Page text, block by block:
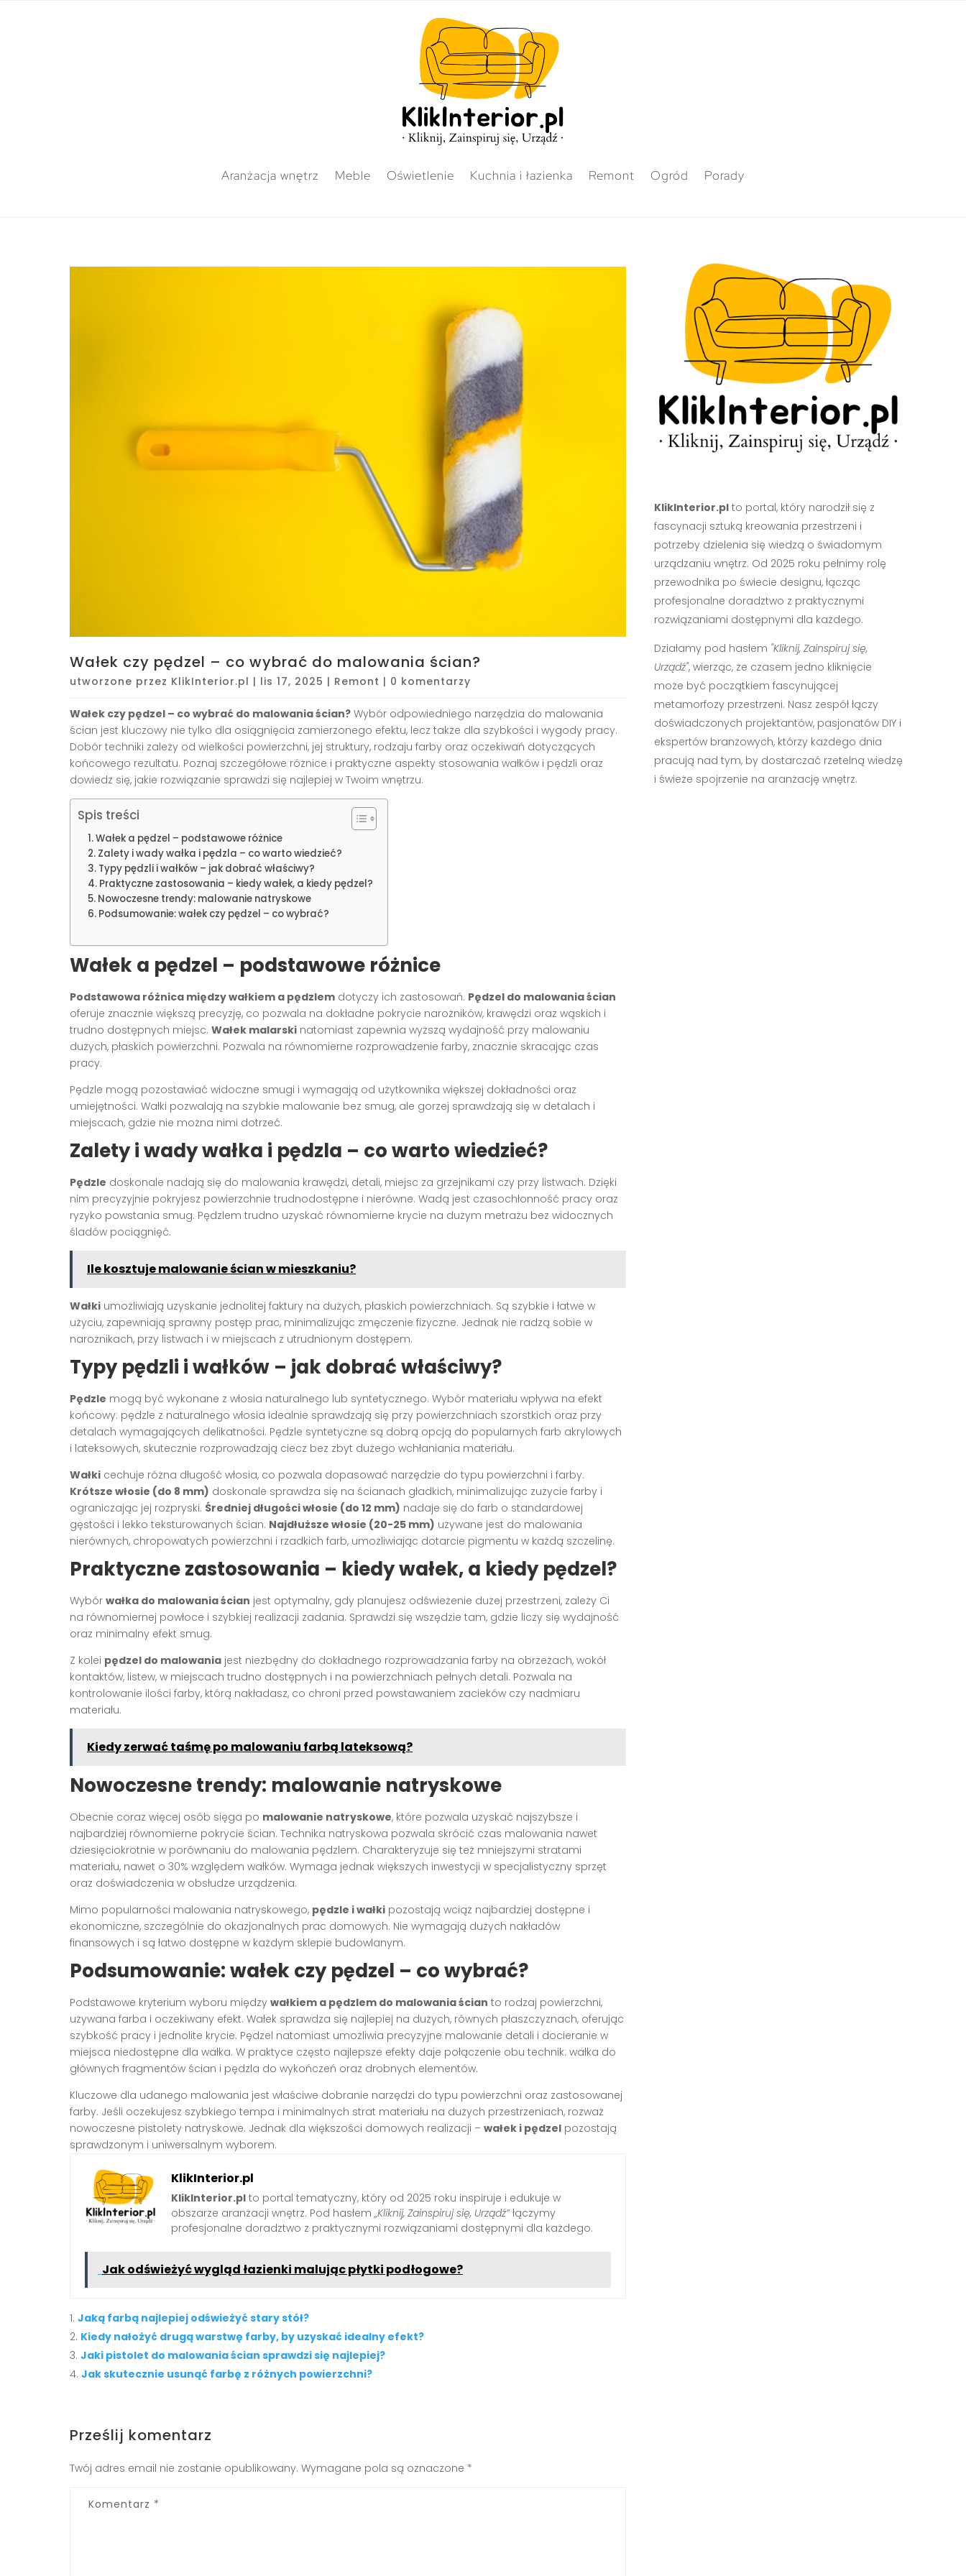
Aranżacja wnętrz Meble Oświetlenie Kuchnia i łazienka Remont Ogród Porady
Wałek czy pędzel – co wybrać do malowania ścian?
utworzone przez KlikInterior.pl | lis 17, 2025 | Remont | 0 komentarzy
Wałek czy pędzel – co wybrać do malowania ścian? Wybór odpowiedniego narzędzia do malowania
ścian jest kluczowy nie tylko dla osiągnięcia zamierzonego efektu, lecz także dla szybkości i wygody pracy.
Dobór techniki zależy od wielkości powierzchni, jej struktury, rodzaju farby oraz oczekiwań dotyczących
końcowego rezultatu. Poznaj szczegółowe różnice i praktyczne aspekty stosowania wałków i pędzli oraz
dowiedz się, jakie rozwiązanie sprawdzi się najlepiej w Twoim wnętrzu.
Spis treści
Wałek a pędzel – podstawowe różnice
Zalety i wady wałka i pędzla – co warto wiedzieć?
Typy pędzli i wałków – jak dobrać właściwy?
Praktyczne zastosowania – kiedy wałek, a kiedy pędzel?
Nowoczesne trendy: malowanie natryskowe
Podsumowanie: wałek czy pędzel – co wybrać?
Wałek a pędzel – podstawowe różnice
Podstawowa różnica między wałkiem a pędzlem dotyczy ich zastosowań. Pędzel do malowania ścian
oferuje znacznie większą precyzję, co pozwala na dokładne pokrycie narożników, krawędzi oraz wąskich i
trudno dostępnych miejsc. Wałek malarski natomiast zapewnia wyższą wydajność przy malowaniu
dużych, płaskich powierzchni. Pozwala na równomierne rozprowadzenie farby, znacznie skracając czas
pracy.
Pędzle mogą pozostawiać widoczne smugi i wymagają od użytkownika większej dokładności oraz
umiejętności. Wałki pozwalają na szybkie malowanie bez smug, ale gorzej sprawdzają się w detalach i
miejscach, gdzie nie można nimi dotrzeć.
Zalety i wady wałka i pędzla – co warto wiedzieć?
Pędzle doskonale nadają się do malowania krawędzi, detali, miejsc za grzejnikami czy przy listwach. Dzięki
nim precyzyjnie pokryjesz powierzchnie trudnodostępne i nierówne. Wadą jest czasochłonność pracy oraz
ryzyko powstania smug. Pędzlem trudno uzyskać równomierne krycie na dużym metrażu bez widocznych
śladów pociągnięć.
Ile kosztuje malowanie ścian w mieszkaniu?
Wałki umożliwiają uzyskanie jednolitej faktury na dużych, płaskich powierzchniach. Są szybkie i łatwe w
użyciu, zapewniają sprawny postęp prac, minimalizując zmęczenie fizyczne. Jednak nie radzą sobie w
narożnikach, przy listwach i w miejscach z utrudnionym dostępem.
Typy pędzli i wałków – jak dobrać właściwy?
Pędzle mogą być wykonane z włosia naturalnego lub syntetycznego. Wybór materiału wpływa na efekt
końcowy: pędzle z naturalnego włosia idealnie sprawdzają się przy powierzchniach szorstkich oraz przy
detalach wymagających delikatności. Pędzle syntetyczne są dobrą opcją do popularnych farb akrylowych
i lateksowych, skutecznie rozprowadzają ciecz bez zbyt dużego wchłaniania materiału.
Wałki cechuje różna długość włosia, co pozwala dopasować narzędzie do typu powierzchni i farby.
Krótsze włosie (do 8 mm) doskonale sprawdza się na ścianach gładkich, minimalizując zużycie farby i
ograniczając jej rozpryski. Średniej długości włosie (do 12 mm) nadaje się do farb o standardowej
gęstości i lekko teksturowanych ścian. Najdłuższe włosie (20-25 mm) używane jest do malowania
nierównych, chropowatych powierzchni i rzadkich farb, umożliwiając dotarcie pigmentu w każdą szczelinę.
Praktyczne zastosowania – kiedy wałek, a kiedy pędzel?
Wybór wałka do malowania ścian jest optymalny, gdy planujesz odświeżenie dużej przestrzeni, zależy Ci
na równomiernej powłoce i szybkiej realizacji zadania. Sprawdzi się wszędzie tam, gdzie liczy się wydajność
oraz minimalny efekt smug.
Z kolei pędzel do malowania jest niezbędny do dokładnego rozprowadzania farby na obrzeżach, wokół
kontaktów, listew, w miejscach trudno dostępnych i na powierzchniach pełnych detali. Pozwala na
kontrolowanie ilości farby, którą nakładasz, co chroni przed powstawaniem zacieków czy nadmiaru
materiału.
Kiedy zerwać taśmę po malowaniu farbą lateksową?
Nowoczesne trendy: malowanie natryskowe
Obecnie coraz więcej osób sięga po malowanie natryskowe, które pozwala uzyskać najszybsze i
najbardziej równomierne pokrycie ścian. Technika natryskowa pozwala skrócić czas malowania nawet
dziesięciokrotnie w porównaniu do malowania pędzlem. Charakteryzuje się też mniejszymi stratami
materiału, nawet o 30% względem wałków. Wymaga jednak większych inwestycji w specjalistyczny sprzęt
oraz doświadczenia w obsłudze urządzenia.
Mimo popularności malowania natryskowego, pędzle i wałki pozostają wciąż najbardziej dostępne i
ekonomiczne, szczególnie do okazjonalnych prac domowych. Nie wymagają dużych nakładów
finansowych i są łatwo dostępne w każdym sklepie budowlanym.
Podsumowanie: wałek czy pędzel – co wybrać?
Podstawowe kryterium wyboru między wałkiem a pędzlem do malowania ścian to rodzaj powierzchni,
używana farba i oczekiwany efekt. Wałek sprawdza się najlepiej na dużych, równych płaszczyznach, oferując
szybkość pracy i jednolite krycie. Pędzel natomiast umożliwia precyzyjne malowanie detali i docieranie w
miejsca niedostępne dla wałka. W praktyce często najlepsze efekty daje połączenie obu technik: wałka do
głównych fragmentów ścian i pędzla do wykończeń oraz drobnych elementów.
Kluczowe dla udanego malowania jest właściwe dobranie narzędzi do typu powierzchni oraz zastosowanej
farby. Jeśli oczekujesz szybkiego tempa i minimalnych strat materiału na dużych przestrzeniach, rozważ
nowoczesne pistolety natryskowe. Jednak dla większości domowych realizacji – wałek i pędzel pozostają
sprawdzonym i uniwersalnym wyborem.
KlikInterior.pl
KlikInterior.pl to portal tematyczny, który od 2025 roku inspiruje i edukuje w
obszarze aranżacji wnętrz. Pod hasłem„Kliknij, Zainspiruj się, Urządź”łączymy
profesjonalne doradztwo z praktycznymi rozwiązaniami dostępnymi dla każdego.
Jak odświeżyć wygląd łazienki malując płytki podłogowe?
Jaką farbą najlepiej odświeżyć stary stół?
Kiedy nałożyć drugą warstwę farby, by uzyskać idealny efekt?
Jaki pistolet do malowania ścian sprawdzi się najlepiej?
Jak skutecznie usunąć farbę z różnych powierzchni?
Prześlij komentarz
Twój adres email nie zostanie opublikowany. Wymagane pola są oznaczone *
KlikInterior.plto portal, który narodził się z
fascynacji sztuką kreowania przestrzeni i
potrzeby dzielenia się wiedzą o świadomym
urządzaniu wnętrz. Od 2025 roku pełnimy rolę
przewodnika po świecie designu, łącząc
profesjonalne doradztwo z praktycznymi
rozwiązaniami dostępnymi dla każdego.
Działamy pod hasłem "Kliknij, Zainspiruj się,
Urządź", wierząc, że czasem jedno kliknięcie
może być początkiem fascynującej
metamorfozy przestrzeni. Nasz zespół łączy
doświadczonych projektantów, pasjonatów DIY i
ekspertów branżowych, którzy każdego dnia
pracują nad tym, by dostarczać rzetelną wiedzę
i świeże spojrzenie na aranżację wnętrz.